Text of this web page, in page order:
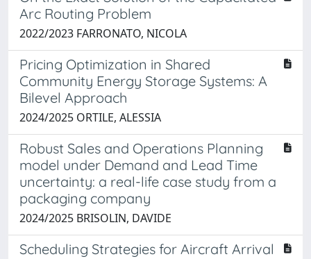
Arc Routing Problem
2022/2023 FARRONATO, NICOLA
Pricing Optimization in Shared
Community Energy Storage Systems: A
Bilevel Approach
2024/2025 ORTILE, ALESSIA
Robust Sales and Operations Planning
model under Demand and Lead Time
uncertainty: a real-life case study from a
packaging company
2024/2025 BRISOLIN, DAVIDE
Scheduling Strategies for Aircraft Arrival